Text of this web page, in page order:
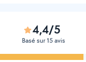
4,4/5
Basé sur 15 avis